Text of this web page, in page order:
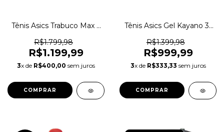
Tênis Asics Trabuco Max 4
1magnus
R$1.799,98
R$1.199,99
3x de R$400,00 sem juros
COMPRAR
Tênis Asics Gel Kayano 31
1magnus
R$1.399,98
R$999,99
3x de R$333,33 sem juros
COMPRAR